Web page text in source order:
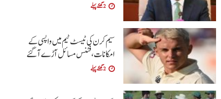
2 گھنٹے پہلے
سیم کرن کی ٹیسٹ ٹیم میں واپسی کے
امکانات،فٹنس مسائل آڑے آگئے
2 گھنٹے پہلے